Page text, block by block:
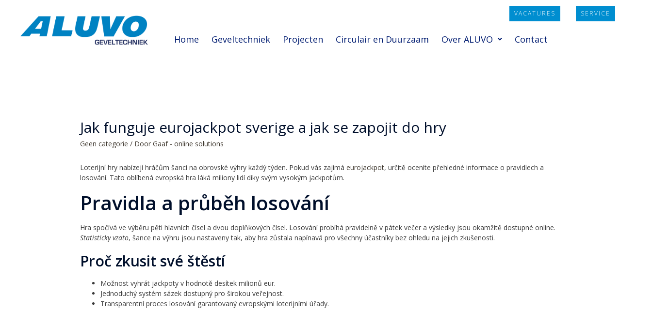
VACATURES SERVICE
Home Geveltechniek Projecten Circulair en Duurzaam Over ALUVO Contact
Jak funguje eurojackpot sverige a jak se zapojit do hry
Geen categorie / DoorGaaf - online solutions
Loterijní hry nabízejí hráčům šanci na obrovské výhry každý týden. Pokud vás zajímáeurojackpot, určitě oceníte přehledné informace o pravidlech a
losování. Tato oblíbená evropská hra láká miliony lidí díky svým vysokým jackpotům.
Pravidla a průběh losování
Hra spočívá ve výběru pěti hlavních čísel a dvou doplňkových čísel. Losování probíhá pravidelně v pátek večer a výsledky jsou okamžitě dostupné online.
Statisticky vzato, šance na výhru jsou nastaveny tak, aby hra zůstala napínavá pro všechny účastníky bez ohledu na jejich zkušenosti.
Proč zkusit své štěstí
Možnost vyhrát jackpoty v hodnotě desítek milionů eur.
Jednoduchý systém sázek dostupný pro širokou veřejnost.
Transparentní proces losování garantovaný evropskými loterijními úřady.